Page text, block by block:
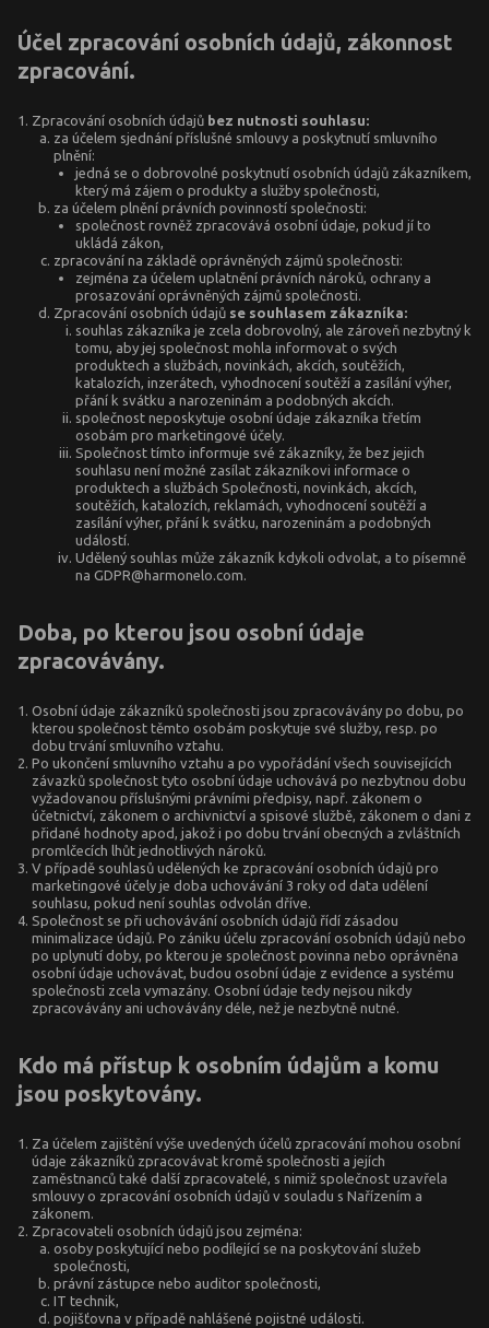
Účel zpracování osobních údajů, zákonnost
zpracování.
Zpracování osobních údajů bez nutnosti souhlasu:
za účelem sjednání příslušné smlouvy a poskytnutí smluvního
plnění:
jedná se o dobrovolné poskytnutí osobních údajů zákazníkem,
který má zájem o produkty a služby společnosti,
za účelem plnění právních povinností společnosti:
společnost rovněž zpracovává osobní údaje, pokud jí to
ukládá zákon,
zpracování na základě oprávněných zájmů společnosti:
zejména za účelem uplatnění právních nároků, ochrany a
prosazování oprávněných zájmů společnosti.
Zpracování osobních údajů se souhlasem zákazníka:
souhlas zákazníka je zcela dobrovolný, ale zároveň nezbytný k
tomu, aby jej společnost mohla informovat o svých
produktech a službách, novinkách, akcích, soutěžích,
katalozích, inzerátech, vyhodnocení soutěží a zasílání výher,
přání k svátku a narozeninám a podobných akcích.
společnost neposkytuje osobní údaje zákazníka třetím
osobám pro marketingové účely.
Společnost tímto informuje své zákazníky, že bez jejich
souhlasu není možné zasílat zákazníkovi informace o
produktech a službách Společnosti, novinkách, akcích,
soutěžích, katalozích, reklamách, vyhodnocení soutěží a
zasílání výher, přání k svátku, narozeninám a podobných
událostí.
Udělený souhlas může zákazník kdykoli odvolat, a to písemně
na GDPR@harmonelo.com.
Doba, po kterou jsou osobní údaje
zpracovávány.
Osobní údaje zákazníků společnosti jsou zpracovávány po dobu, po
kterou společnost těmto osobám poskytuje své služby, resp. po
dobu trvání smluvního vztahu.
Po ukončení smluvního vztahu a po vypořádání všech souvisejících
závazků společnost tyto osobní údaje uchovává po nezbytnou dobu
vyžadovanou příslušnými právními předpisy, např. zákonem o
účetnictví, zákonem o archivnictví a spisové službě, zákonem o dani z
přidané hodnoty apod, jakož i po dobu trvání obecných a zvláštních
promlčecích lhůt jednotlivých nároků.
V případě souhlasů udělených ke zpracování osobních údajů pro
marketingové účely je doba uchovávání 3 roky od data udělení
souhlasu, pokud není souhlas odvolán dříve.
Společnost se při uchovávání osobních údajů řídí zásadou
minimalizace údajů. Po zániku účelu zpracování osobních údajů nebo
po uplynutí doby, po kterou je společnost povinna nebo oprávněna
osobní údaje uchovávat, budou osobní údaje z evidence a systému
společnosti zcela vymazány. Osobní údaje tedy nejsou nikdy
zpracovávány ani uchovávány déle, než je nezbytně nutné.
Kdo má přístup k osobním údajům a komu
jsou poskytovány.
Za účelem zajištění výše uvedených účelů zpracování mohou osobní
údaje zákazníků zpracovávat kromě společnosti a jejích
zaměstnanců také další zpracovatelé, s nimiž společnost uzavřela
smlouvy o zpracování osobních údajů v souladu s Nařízením a
zákonem.
Zpracovateli osobních údajů jsou zejména:
osoby poskytující nebo podílející se na poskytování služeb
společnosti,
právní zástupce nebo auditor společnosti,
IT technik,
pojišťovna v případě nahlášené pojistné události.